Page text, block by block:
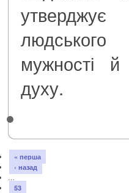
утверджує
мужності й
духу.
« перша
‹ назад
…
53